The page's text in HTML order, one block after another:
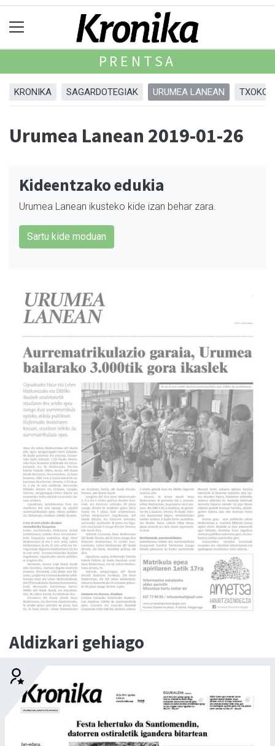
PRENTSA
KRONIKA SAGARDOTEGIAK URUMEA LANEAN
Urumea Lanean 2019-01-26
Kideentzako edukia
Urumea Lanean ikusteko kide izan behar zara.
Sartu kide moduan
Aldizkari gehiago